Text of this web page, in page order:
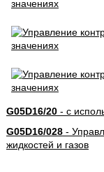
G05D16/20- с
G05D16/028-
жидкостей и газов